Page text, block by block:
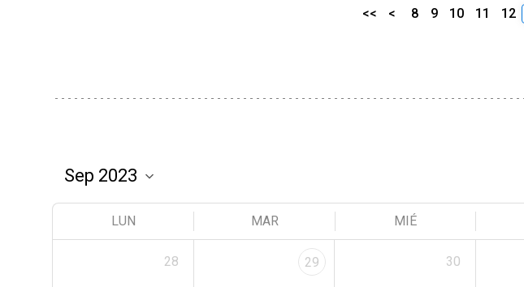
<< < 8 9 10 11 12
LUN MAR MIÉ
28 29 30